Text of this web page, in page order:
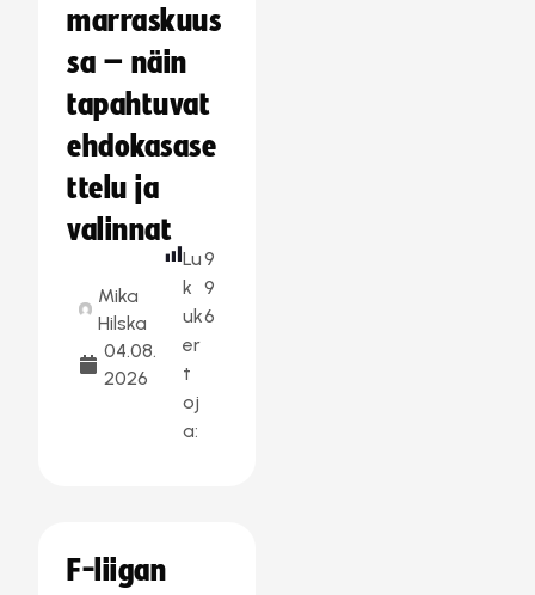
marraskuus
sa – näin
tapahtuvat
ehdokasase
ttelu ja
valinnat
Mika
Hilska
04.08.
2026
Lu
k
uk
er
t
oj
a:
9
9
6
F-liigan